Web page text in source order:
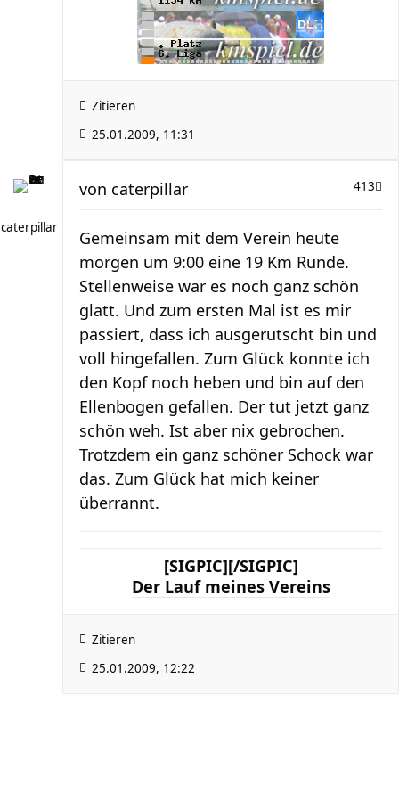
Zitieren
25.01.2009, 11:31
caterpillar
413
von caterpillar
Gemeinsam mit dem Verein heute
morgen um 9:00 eine 19 Km Runde.
Stellenweise war es noch ganz schön
glatt. Und zum ersten Mal ist es mir
passiert, dass ich ausgerutscht bin und
voll hingefallen. Zum Glück konnte ich
den Kopf noch heben und bin auf den
Ellenbogen gefallen. Der tut jetzt ganz
schön weh. Ist aber nix gebrochen.
Trotzdem ein ganz schöner Schock war
das. Zum Glück hat mich keiner
überrannt.
[SIGPIC][/SIGPIC]
Der Lauf meines Vereins
Zitieren
25.01.2009, 12:22